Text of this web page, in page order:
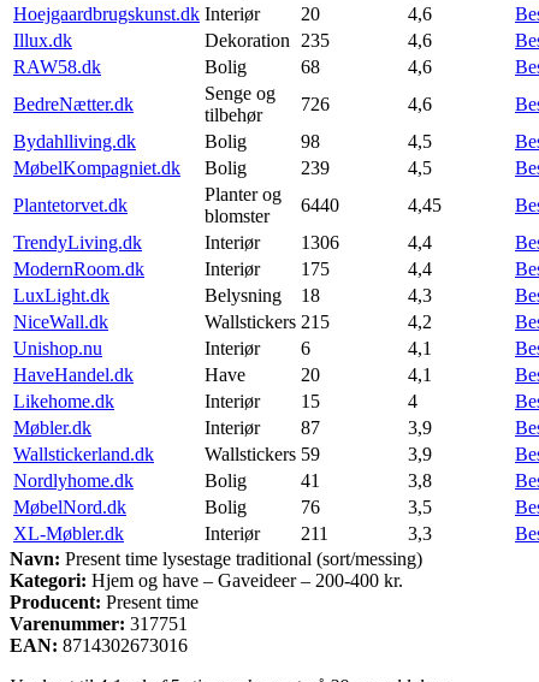
Hoejgaardbrugskunst.dk Interiør 20 4,6
Illux.dk
Dekoration 235 4,6
RAW58.dk
Bolig 68 4,6
BedreNætter.dk
Senge og
tilbehør
726 4,6
Bydahlliving.dk
Bolig 98 4,5
MøbelKompagniet.dk
Bolig 239 4,5
Plantetorvet.dk
Planter og
blomster
6440 4,45
TrendyLiving.dk
Interiør 1306 4,4
ModernRoom.dk
Interiør 175 4,4
LuxLight.dk
Belysning 18 4,3
NiceWall.dk
Wallstickers 215 4,2
Unishop.nu
Interiør 6 4,1
HaveHandel.dk
Have 20 4,1
Likehome.dk
Interiør 15 4
Møbler.dk
Interiør 87 3,9
Wallstickerland.dk
Wallstickers 59 3,9
Nordlyhome.dk
Bolig 41 3,8
MøbelNord.dk
Bolig 76 3,5
XL-Møbler.dk
Interiør 211 3,3
Navn: Present time lysestage traditional (sort/messing)
Kategori: Hjem og have – Gaveideer – 200-400 kr.
Producent: Present time
Varenummer: 317751
EAN: 8714302673016